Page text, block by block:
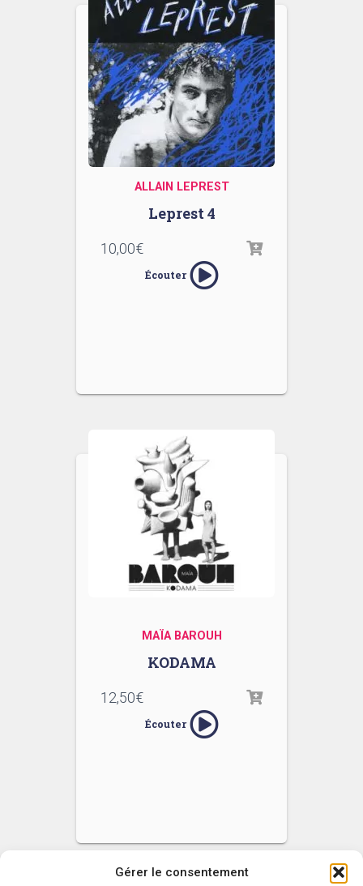
Gérer le consentement
ALLAIN LEPREST
Leprest 4
10,00€
Écouter
MAÏA BAROUH
KODAMA
12,50€
Écouter